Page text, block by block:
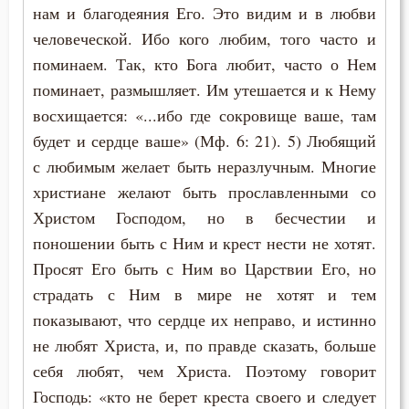
нам и благодеяния Его. Это видим и в любви
человеческой. Ибо кого любим, того часто и
поминаем. Так, кто Бога любит, часто о Нем
поминает, размышляет. Им утешается и к Нему
восхищается: «...ибо где сокровище ваше, там
будет и сердце ваше» (Мф. 6: 21). 5) Любящий
с любимым желает быть неразлучным. Многие
христиане желают быть прославленными со
Христом Господом, но в бесчестии и
поношении быть с Ним и крест нести не хотят.
Просят Его быть с Ним во Царствии Его, но
страдать с Ним в мире не хотят и тем
показывают, что сердце их неправо, и истинно
не любят Христа, и, по правде сказать, больше
себя любят, чем Христа. Поэтому говорит
Господь: «кто не берет креста своего и следует